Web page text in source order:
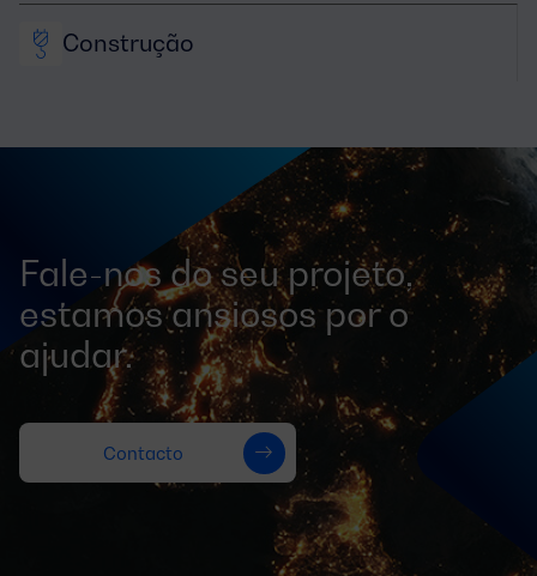
Construção
Fale-nos do seu projeto,
estamos ansiosos por o
ajudar.
Contacto